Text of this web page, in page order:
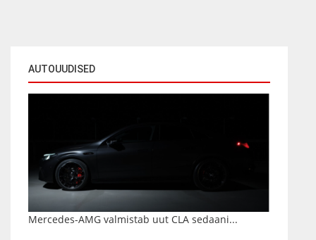
AUTOUUDISED
Mercedes-AMG valmistab uut CLA sedaani...